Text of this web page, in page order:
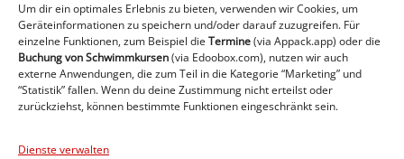
Um dir ein optimales Erlebnis zu bieten, verwenden wir Cookies, um
Geräteinformationen zu speichern und/oder darauf zuzugreifen. Für
einzelne Funktionen, zum Beispiel die Termine(via Appack.app) oder die
Buchung von Schwimmkursen(via Edoobox.com), nutzen wir auch
externe Anwendungen, die zum Teil in die Kategorie “Marketing” und
“Statistik” fallen. Wenn du deine Zustimmung nicht erteilst oder
zurückziehst, können bestimmte Funktionen eingeschränkt sein.
Dienste verwalten